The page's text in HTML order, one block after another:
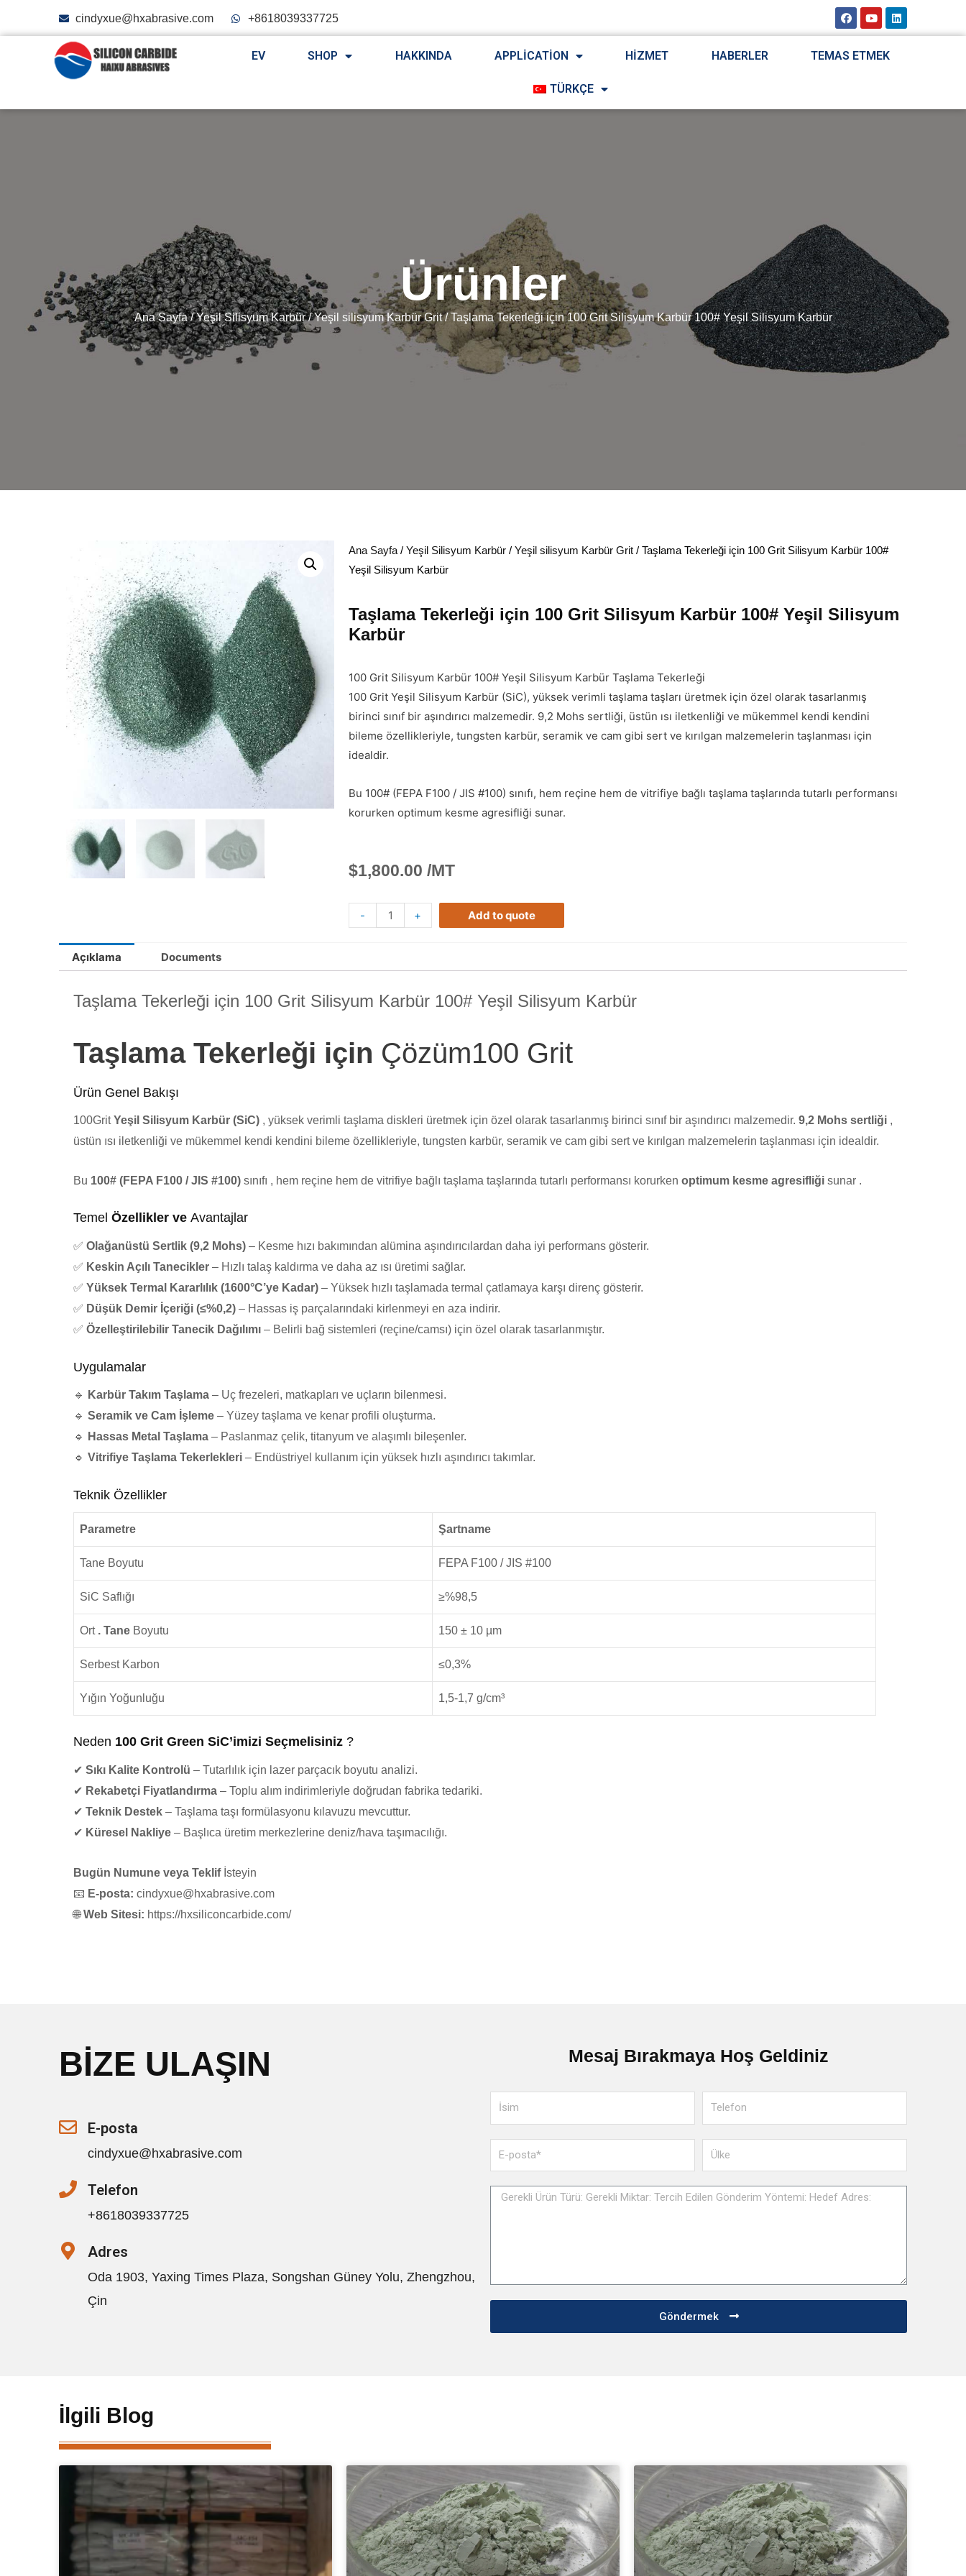
cindyxue@hxabrasive.com +8618039337725
EV SHOP HAKKINDA APPLICATION HIZMET HABERLER TEMAS ETMEK
TÜRKÇE
Ürünler
Ana Sayfa/Yeşil Silisyum Karbür/Yeşil silisyum Karbür Grit/ Taşlama Tekerleği için 100 Grit Silisyum Karbür 100# Yeşil Silisyum Karbür
Ana Sayfa /Yeşil Silisyum Karbür /Yeşil silisyum Karbür Grit / Taşlama Tekerleği için 100 Grit Silisyum Karbür 100#
Yeşil Silisyum Karbür
Taşlama Tekerleği için 100 Grit Silisyum Karbür 100# Yeşil Silisyum
Karbür
100 Grit Silisyum Karbür 100# Yeşil Silisyum Karbür Taşlama Tekerleği
100 Grit Yeşil Silisyum Karbür (SiC), yüksek verimli taşlama taşları üretmek için özel olarak tasarlanmış
birinci sınıf bir aşındırıcı malzemedir. 9,2 Mohs sertliği, üstün ısı iletkenliği ve mükemmel kendi kendini
bileme özellikleriyle, tungsten karbür, seramik ve cam gibi sert ve kırılgan malzemelerin taşlanması için
idealdir.
Bu 100# (FEPA F100 / JIS #100) sınıfı, hem reçine hem de vitrifiye bağlı taşlama taşlarında tutarlı performansı
korurken optimum kesme agresifliği sunar.
$1,800.00 /MT
- + Add to quote
Açıklama Documents
Taşlama Tekerleği için 100 Grit Silisyum Karbür 100# Yeşil Silisyum Karbür
Taşlama Tekerleği için Çözüm100 Grit
Ürün Genel Bakışı
100GritYeşil Silisyum Karbür (SiC) , yüksek verimli taşlama diskleri üretmek için özel olarak tasarlanmış birinci sınıf bir aşındırıcı malzemedir. 9,2 Mohs sertliği ,
üstün ısı iletkenliği ve mükemmel kendi kendini bileme özellikleriyle, tungsten karbür, seramik ve cam gibi sert ve kırılgan malzemelerin taşlanması için idealdir.
Bu 100# (FEPA F100 / JIS #100) sınıfı , hem reçine hem de vitrifiye bağlı taşlama taşlarında tutarlı performansı korurken optimum kesme agresifliği sunar .
Temel Özellikler ve Avantajlar
✅ ​​Olağanüstü Sertlik (9,2 Mohs) ​​ – Kesme hızı bakımından alümina aşındırıcılardan daha iyi performans gösterir.
✅ ​​Keskin Açılı Tanecikler ​​ – Hızlı talaş kaldırma ve daha az ısı üretimi sağlar.
✅ ​​Yüksek Termal Kararlılık (1600°C’ye Kadar) ​​ – Yüksek hızlı taşlamada termal çatlamaya karşı direnç gösterir.
✅ ​​Düşük Demir İçeriği (≤%0,2) ​​ – Hassas iş parçalarındaki kirlenmeyi en aza indirir.
✅ ​​Özelleştirilebilir Tanecik Dağılımı ​​ – Belirli bağ sistemleri (reçine/camsı) için özel olarak tasarlanmıştır.
Uygulamalar
🔹 ​​Karbür Takım Taşlama ​​ – Uç frezeleri, matkapları ve uçların bilenmesi.
🔹 ​​Seramik ve Cam İşleme ​​ – Yüzey taşlama ve kenar profili oluşturma.
🔹
​​Hassas Metal Taşlama ​​ – Paslanmaz çelik, titanyum ve alaşımlı bileşenler.
🔹 ​​Vitrifiye Taşlama Tekerlekleri ​​ – Endüstriyel kullanım için yüksek hızlı aşındırıcı takımlar.
Teknik Özellikler
Parametre Şartname
Tane Boyutu FEPA F100 / JIS #100
SiC Saflığı ≥%98,5
Ort. Tane Boyutu 150 ± 10 µm
Serbest Karbon ≤0,3%
Yığın Yoğunluğu 1,5-1,7 g/cm³
Neden 100 Grit Green SiC’imizi Seçmelisiniz ?
✔ ​​Sıkı Kalite Kontrolü ​​ – Tutarlılık için lazer parçacık boyutu analizi.
✔ ​​Rekabetçi Fiyatlandırma ​​ – Toplu alım indirimleriyle doğrudan fabrika tedariki.
✔ ​​Teknik Destek ​​ – Taşlama taşı formülasyonu kılavuzu mevcuttur.
✔ ​​Küresel Nakliye ​​ – Başlıca üretim merkezlerine deniz/hava taşımacılığı.
Bugün Numune veya Teklif İsteyin
​​📧 ​​E-posta: cindyxue@hxabrasive.com
🌐​​Web Sitesi: ​​ https://hxsiliconcarbide.com/
BİZE ULAŞIN
E-posta
cindyxue@hxabrasive.com
Telefon
+8618039337725
Adres
Oda 1903, Yaxing Times Plaza, Songshan Güney Yolu, Zhengzhou,
Çin
Mesaj Bırakmaya Hoş Geldiniz
Göndermek
İlgili Blog